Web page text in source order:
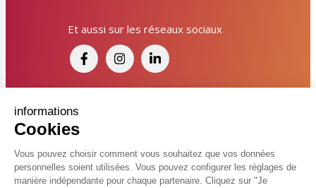
informations
Cookies
Vous pouvez choisir comment vous souhaitez que vos données
personnelles soient utilisées. Vous pouvez configurer les réglages de
manière indépendante pour chaque partenaire. Cliquez sur "Je
Et aussi sur les réseaux sociaux
Financé par France Relance et par l'Union
Européenne
© 2026 Ville de Kingersheim
Poser une question ? Participer ?
Cliquez ici pour interagir avec les services de votre
ville !
Participer, s’engager